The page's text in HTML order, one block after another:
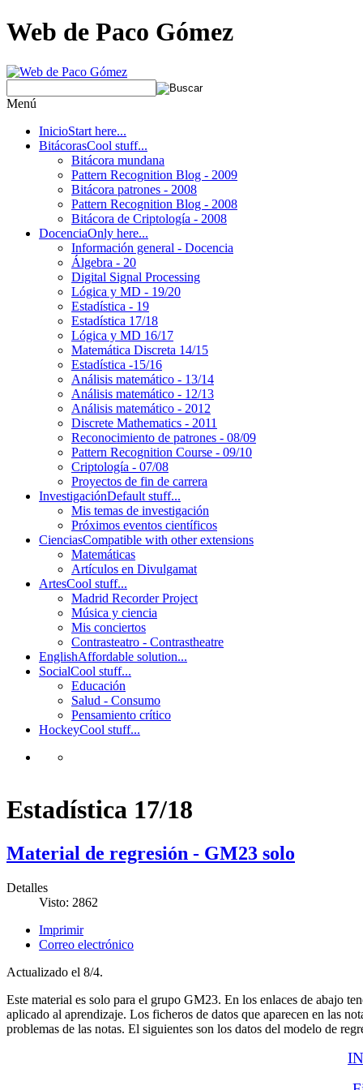
Web de Paco Gómez
Menú
InicioStart here...
BitácorasCool stuff...
Bitácora mundana
Pattern Recognition Blog - 2009
Bitácora patrones - 2008
Pattern Recognition Blog - 2008
Bitácora de Criptología - 2008
DocenciaOnly here...
Información general - Docencia
Álgebra - 20
Digital Signal Processing
Lógica y MD - 19/20
Estadística - 19
Estadística 17/18
Lógica y MD 16/17
Matemática Discreta 14/15
Estadística -15/16
Análisis matemático - 13/14
Análisis matemático - 12/13
Análisis matemático - 2012
Discrete Mathematics - 2011
Reconocimiento de patrones - 08/09
Pattern Recognition Course - 09/10
Criptología - 07/08
Proyectos de fin de carrera
InvestigaciónDefault stuff...
Mis temas de investigación
Próximos eventos científicos
CienciasCompatible with other extensions
Matemáticas
Artículos en Divulgamat
ArtesCool stuff...
Madrid Recorder Project
Música y ciencia
Mis conciertos
Contrasteatro - Contrastheatre
EnglishAffordable solution...
SocialCool stuff...
Educación
Salud - Consumo
Pensamiento crítico
HockeyCool stuff...
Estadística 17/18
Material de regresión - GM23 solo
Detalles
Visto: 2862
Imprimir
Correo electrónico
Actualizado el 8/4.
Este material es solo para el grupo GM23. En los enlaces de abajo
aplicado al aprendizaje. Los ficheros de datos que aparecen en las
problemas de las notas. El siguientes son los datos del modelo de